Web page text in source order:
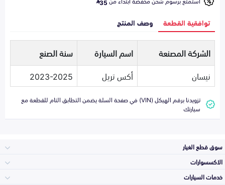
توافقية القطعة وصف المنتج
الشركة المصنعة اسم السيارة
سنة الصنع
نيسان
أكس تريل 2023-2025
تزويدنا برقم الهيكل (VIN) في صفحة السلة يضمن التطابق التام للقطعة مع
سيارتك
سوق قطع الغيار
الاكسسوارات
خدمات السيارات